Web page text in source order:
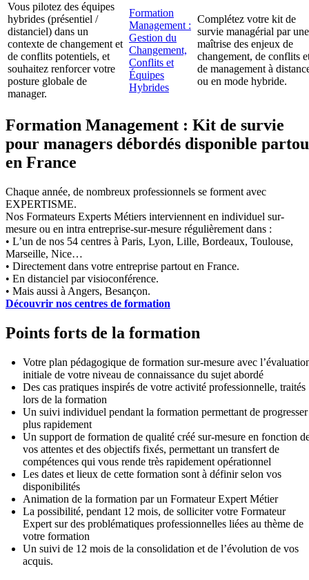
Vous pilotez des équipes
hybrides (présentiel /
distanciel) dans un
contexte de changement et
de conflits potentiels, et
souhaitez renforcer votre
posture globale de
manager.
Formation
Management :
Gestion du
Changement,
Conflits et
Équipes
Hybrides
Complétez votre kit de
survie managérial par une
maîtrise des enjeux de
changement, de conflits
de management à
ou en mode hybride.
Formation Management : Kit de survie
pour managers débordés disponible
en France
Chaque année, de nombreux professionnels se forment avec
EXPERTISME.
Nos Formateurs Experts Métiers interviennent en individuel sur-
mesure ou en intra entreprise-sur-mesure régulièrement dans :
• L’un de nos 54 centres à Paris, Lyon, Lille, Bordeaux, Toulouse,
Marseille, Nice…
• Directement dans votre entreprise partout en France.
• En distanciel par visioconférence.
• Mais aussi à Angers, Besançon.
Découvrir nos centres de formation
Points forts de la formation
Votre plan pédagogique de formation sur-mesure avec
initiale de votre niveau de connaissance du sujet abordé
Des cas pratiques inspirés de votre activité professionnelle, traités
lors de la formation
Un suivi individuel pendant la formation permettant de progresser
plus rapidement
Un support de formation de qualité créé sur-mesure en fonction
vos attentes et des objectifs fixés, permettant un transfert de
compétences qui vous rende très rapidement opérationnel
Les dates et lieux de cette formation sont à définir selon vos
disponibilités
Animation de la formation par un Formateur Expert Métier
La possibilité, pendant 12 mois, de solliciter votre Formateur
Expert sur des problématiques professionnelles liées au thème de
votre formation
Un suivi de 12 mois de la consolidation et de l’évolution de vos
acquis.